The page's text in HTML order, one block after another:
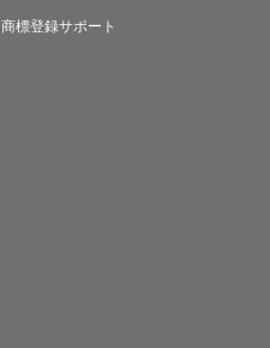
商標登録サポート